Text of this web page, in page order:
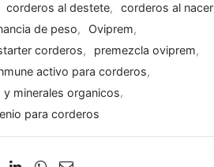
corderos al destete, corderos al nacer
de peso, Oviprem,
corderos, premezcla oviprem,
activo para corderos,
y minerales organicos,
para corderos